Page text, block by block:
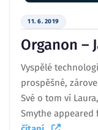
11. 6. 2019
Organon –
Vyspělé
prospěšné,
Své o tom ví
Smythe appeared